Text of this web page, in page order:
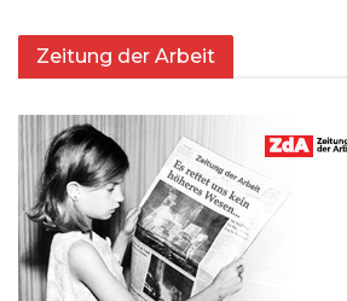
Zeitung der Arbeit